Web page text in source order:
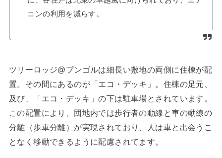
コンの利用を減らす。
ツリーロッジ@プンゴルは細長い敷地の両側に住棟が配
置。その間にあるのが「エコ・デッキ」。住棟の足元、
及び、「エコ・デッキ」の下は駐車場とされています。
この配置により、団地内では歩行者の動線と車の動線の
分離（歩車分離）が実現されており、人は車と出会うこ
となく移動できるように配慮されてます。